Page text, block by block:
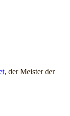
, der Meister der